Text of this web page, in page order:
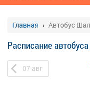
Главная Автобус
Расписание
07 авг